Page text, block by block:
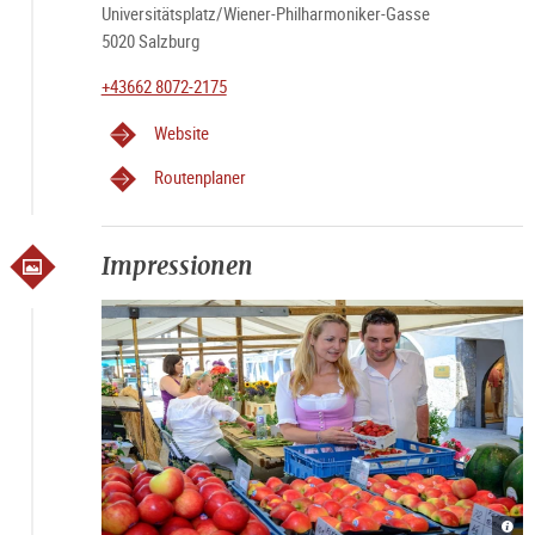
Universitätsplatz/Wiener-Philharmoniker-Gasse
5020 Salzburg
+43662 8072-2175
Website
Routenplaner
Impressionen